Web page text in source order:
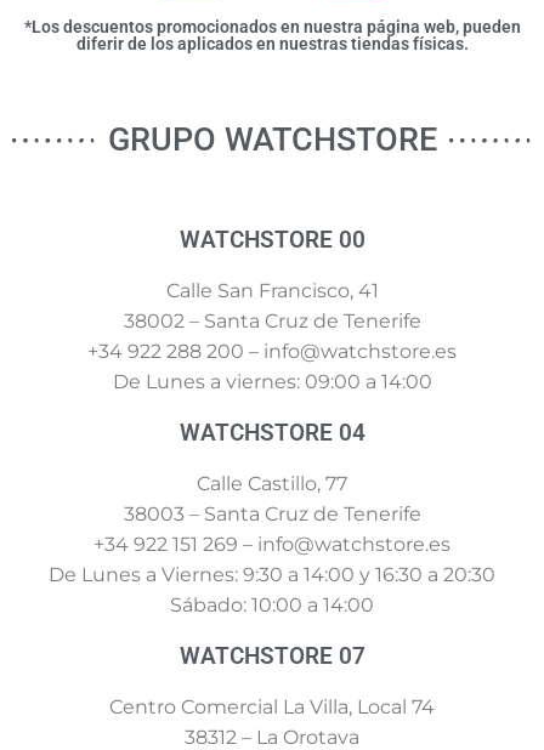
*Los descuentos promocionados en nuestra página web, pueden
diferir de los aplicados en nuestras tiendas físicas.
GRUPO WATCHSTORE
WATCHSTORE 00
Calle San Francisco, 41
38002 – Santa Cruz de Tenerife
+34 922 288 200 – info@watchstore.es
De Lunes a viernes: 09:00 a 14:00
WATCHSTORE 04
Calle Castillo, 77
38003 – Santa Cruz de Tenerife
+34 922 151 269 – info@watchstore.es
De Lunes a Viernes: 9:30 a 14:00 y 16:30 a 20:30
Sábado: 10:00 a 14:00
WATCHSTORE 07
Centro Comercial La Villa, Local 74
38312 – La Orotava